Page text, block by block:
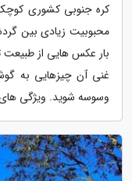
کره جنوبی کشوری
محبوبیت زیادی بین
بار عکس هایی از طبیعت
غنی آن چیزهایی به
وسوسه شوید. ویژگی